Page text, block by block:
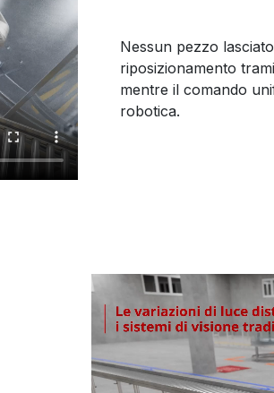
Nessun pezzo
riposizionamento
mentre il comando
robotica.